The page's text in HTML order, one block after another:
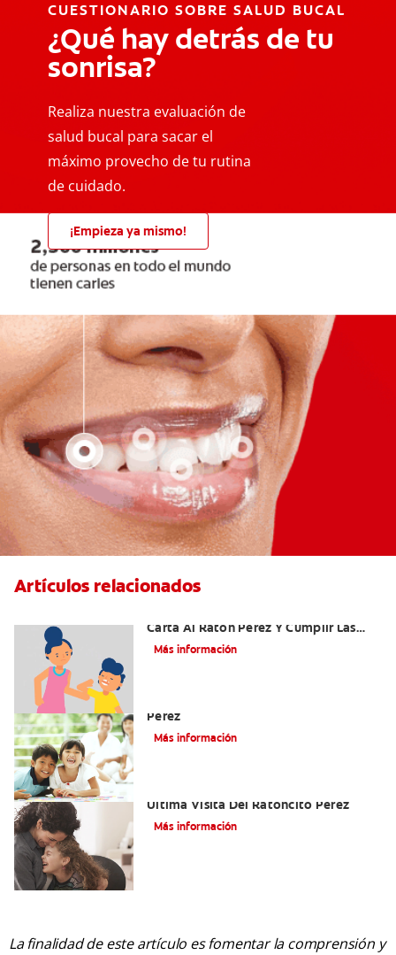
CUESTIONARIO SOBRE SALUD BUCAL
¿Qué hay detrás de tu
sonrisa?
Realiza nuestra evaluación de
salud bucal para sacar el
máximo provecho de tu rutina
de cuidado.
¡Empieza ya mismo!
Artículos relacionados
Carta Al Ratón Pérez Y Cumplir Las
Fantasías De Su Hijo/A
Más información
Pérez
Más información
Última Visita Del Ratoncito Pérez
Más información
La finalidad de este artículo es fomentar la comprensión y